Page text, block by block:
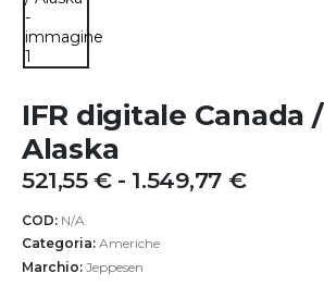
IFR digitale Canada /
Alaska
521,55€ - 1.549,77 €Fascia
COD: N/A
Categoria: Americhe
Marchio: Jeppesen